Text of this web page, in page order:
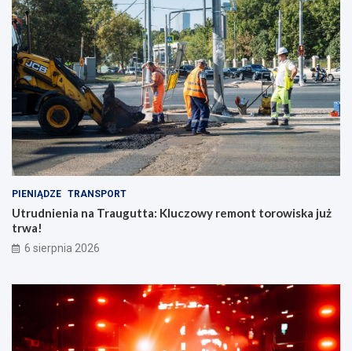
PIENIĄDZE TRANSPORT
Utrudnienia na Traugutta: Kluczowy remont torowiska już
trwa!
6 sierpnia 2026